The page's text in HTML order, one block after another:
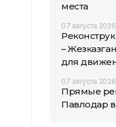
места
07 августа
–
для
07 августа
Прямые
Павлодар